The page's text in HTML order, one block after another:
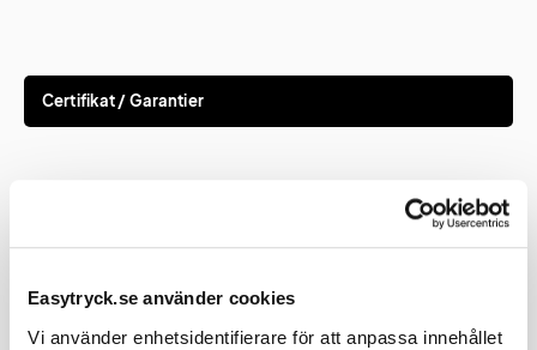
Easytryck.se använder cookies
Vi använder enhetsidentifierare för att anpassa innehållet
Certifikat / Garantier